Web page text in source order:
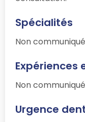
Spécialités
Non
Expériences
Non
Urgence